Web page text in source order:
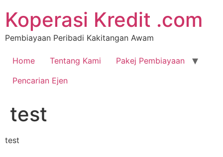
Koperasi Kredit .com
Pembiayaan Peribadi Kakitangan Awam
Home Tentang Kami
Pakej Pembiayaan
Pencarian Ejen
test
test